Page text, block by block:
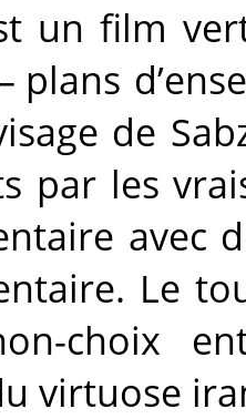
un film
plans
de
par les
avec
Le
choix
virtuose